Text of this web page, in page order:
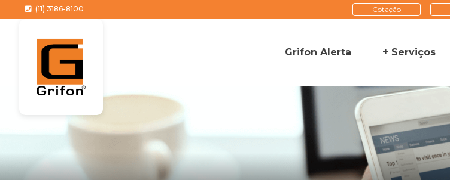
(11) 3186-8100 Cotação
Grifon Alerta + Serviços